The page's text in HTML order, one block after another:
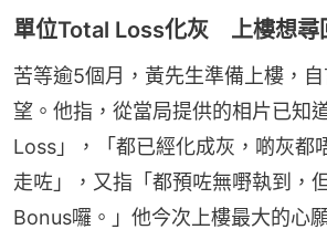
單位Total Loss化灰 上樓想尋
苦等逾5個月，黃先生準備上樓，
望。他指，從當局提供的相片已知
Loss」，「都已經化成灰，啲灰都
走咗」，又指「都預咗無嘢執到，
Bonus囉。」他今次上樓最大的心